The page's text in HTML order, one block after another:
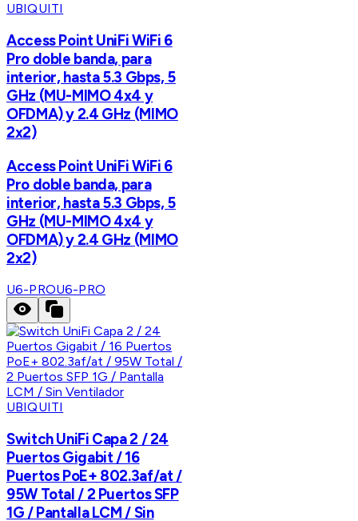
UBIQUITI
Access Point UniFi WiFi 6
Pro doble banda, para
interior, hasta 5.3 Gbps, 5
GHz (MU-MIMO 4x4 y
OFDMA) y 2.4 GHz (MIMO
2x2)
Access Point UniFi WiFi 6
Pro doble banda, para
interior, hasta 5.3 Gbps, 5
GHz (MU-MIMO 4x4 y
OFDMA) y 2.4 GHz (MIMO
2x2)
U6-PROU6-PRO
UBIQUITI
Switch UniFi Capa 2 / 24
Puertos Gigabit / 16
Puertos PoE+ 802.3af/at /
95W Total / 2 Puertos SFP
1G / Pantalla LCM / Sin